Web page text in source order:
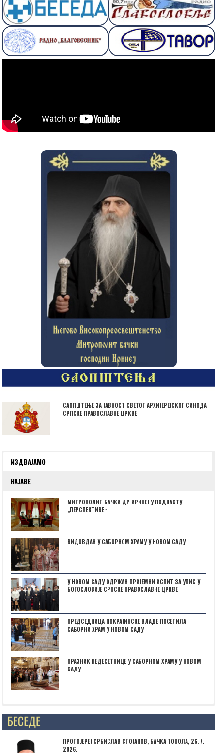
САОПШТЕЊЕ ЗА ЈАВНОСТ СВЕТОГ АРХИЈЕРЕЈСКОГ СИНОДА
СРПСКЕ ПРАВОСЛАВНЕ ЦРКВЕ
ИЗДВАЈАМО
НАЈАВЕ
МИТРОПОЛИТ БАЧКИ ДР ИРИНЕЈ У ПОДКАСТУ
„ПЕРСПЕКТИВЕˮ
ВИДОВДАН У САБОРНОМ ХРАМУ У НОВОМ САДУ
У НОВОМ САДУ ОДРЖАН ПРИЈЕМНИ ИСПИТ ЗА УПИС У
БОГОСЛОВИЈЕ СРПСКЕ ПРАВОСЛАВНЕ ЦРКВЕ
ПРЕДСЕДНИЦА ПОКРАЈИНСКЕ ВЛАДЕ ПОСЕТИЛА
САБОРНИ ХРАМ У НОВОМ САДУ
ПРАЗНИК ПЕДЕСЕТНИЦЕ У САБОРНОМ ХРАМУ У НОВОМ
САДУ
Posts not found
ПРОТОЈЕРЕЈ СРБИСЛАВ СТОЈАНОВ, БАЧКА ТОПОЛА, 26. 7.
2026.